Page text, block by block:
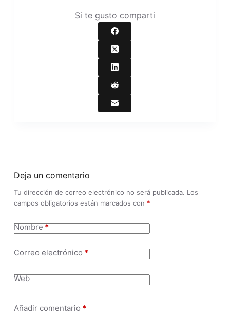
Si te gusto comparti
Deja un comentario
Tu dirección de correo electrónico no será publicada. Los
campos obligatorios están marcados con *
Nombre*
Correo electrónico*
Web
Añadir comentario *